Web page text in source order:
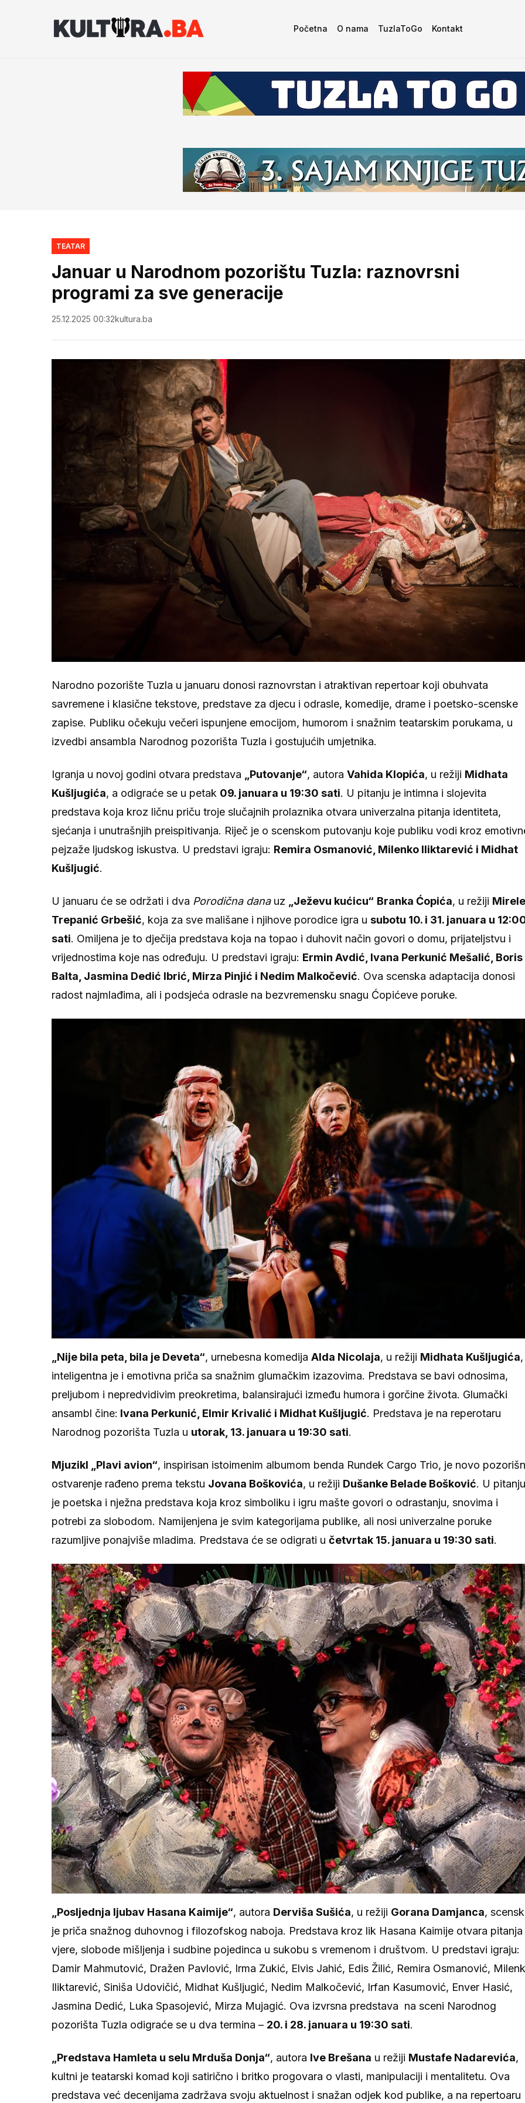
Početna O nama TuzlaToGo Kontakt
TEATAR
Januar u Narodnom pozorištu Tuzla: raznovrsni
programi za sve generacije
25.12.2025 00:32kultura.ba
Narodno pozorište Tuzla u januaru donosi raznovrstan i atraktivan repertoar koji obuhvata
savremene i klasične tekstove, predstave za djecu i odrasle, komedije, drame i poetsko-scenske
zapise. Publiku očekuju večeri ispunjene emocijom, humorom i snažnim teatarskim porukama, u
izvedbi ansambla Narodnog pozorišta Tuzla i gostujućih umjetnika.
Igranja u novoj godini otvara predstava „Putovanje“, autora Vahida Klopića, u režiji Midhata
Kušljugića, a odigraće se u petak 09. januara u 19:30 sati. U pitanju je intimna i slojevita
predstava koja kroz ličnu priču troje slučajnih prolaznika otvara univerzalna pitanja identiteta,
sjećanja i unutrašnjih preispitivanja. Riječ je o scenskom putovanju koje publiku vodi kroz
pejzaže ljudskog iskustva. U predstavi igraju: Remira Osmanović, Milenko Iliktarević i Midhat
Kušljugić.
U januaru će se održati i dva Porodična danauz „Ježevu kućicu“ Branka Ćopića, u režiji Mirele
Trepanić Grbešić, koja za sve mališane i njihove porodice igra u subotu 10. i 31. januara u
sati. Omiljena je to dječija predstava koja na topao i duhovit način govori o domu, prijateljstvu i
vrijednostima koje nas određuju. U predstavi igraju: Ermin Avdić, Ivana Perkunić Mešalić, Boris
Balta, Jasmina Dedić Ibrić, Mirza Pinjić i Nedim Malkočević. Ova scenska adaptacija donosi
radost najmlađima, ali i podsjeća odrasle na bezvremensku snagu Ćopićeve poruke.
„Nije bila peta, bila je Deveta“, urnebesna komedija Alda Nicolaja, u režiji Midhata Kušljugića,
inteligentna je i emotivna priča sa snažnim glumačkim izazovima. Predstava se bavi odnosima,
preljubom i nepredvidivim preokretima, balansirajući između humora i gorčine života. Glumački
ansambl čine: Ivana Perkunić, Elmir Krivalić i Midhat Kušljugić. Predstava je na reperotaru
Narodnog pozorišta Tuzla u utorak, 13. januara u 19:30 sati.
Mjuzikl „Plavi avion“, inspirisan istoimenim albumom benda Rundek Cargo Trio, je novo
ostvarenje rađeno prema tekstu Jovana Boškovića, u režiji Dušanke Belade Bošković. U pitanju
je poetska i nježna predstava koja kroz simboliku i igru mašte govori o odrastanju, snovima i
potrebi za slobodom. Namijenjena je svim kategorijama publike, ali nosi univerzalne poruke
razumljive ponajviše mladima. Predstava će se odigrati u četvrtak 15. januara u 19:30 sati.
„Posljednja ljubav Hasana Kaimije“, autora Derviša Sušića, u režiji Gorana Damjanca,
je priča snažnog duhovnog i filozofskog naboja. Predstava kroz lik Hasana Kaimije otvara pitanja
vjere, slobode mišljenja i sudbine pojedinca u sukobu s vremenom i društvom. U predstavi igraju:
Damir Mahmutović, Dražen Pavlović, Irma Zukić, Elvis Jahić, Edis Žilić, Remira Osmanović,
Iliktarević, Siniša Udovičić, Midhat Kušljugić, Nedim Malkočević, Irfan Kasumović, Enver Hasić,
Jasmina Dedić, Luka Spasojević, Mirza Mujagić. Ova izvrsna predstava na sceni Narodnog
pozorišta Tuzla odigraće se u dva termina – 20. i 28. januara u 19:30 sati.
„Predstava Hamleta u selu Mrduša Donja“, autora Ive Brešana u režiji Mustafe Nadarevića,
kultni je teatarski komad koji satirično i britko progovara o vlasti, manipulaciji i mentalitetu. Ova
predstava već decenijama zadržava svoju aktuelnost i snažan odjek kod publike, a na repertoaru